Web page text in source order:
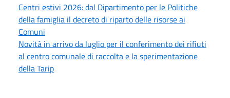
Centri estivi 2026: dal Dipartimento per le Politiche
della famiglia il decreto di riparto delle risorse ai
Comuni
Novità in arrivo da luglio per il conferimento dei rifiuti
al centro comunale di raccolta e la sperimentazione
della Tarip